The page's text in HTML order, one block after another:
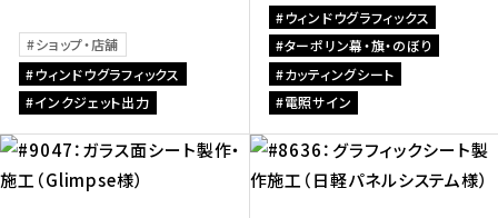
ショップ・店舗
ウィンドウグラフィックス
インクジェット出力
ウィンドウグラフィックス
ターポリン幕・旗・のぼり
カッティングシート
電照サイン